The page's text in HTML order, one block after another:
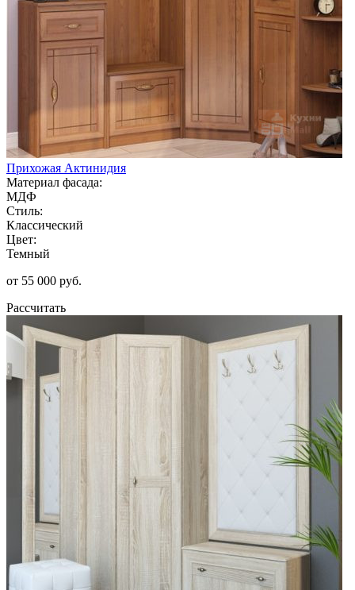
Прихожая Актинидия
Материал фасада:
МДФ
Стиль:
Классический
Цвет:
Темный
от 55 000 руб.
Рассчитать